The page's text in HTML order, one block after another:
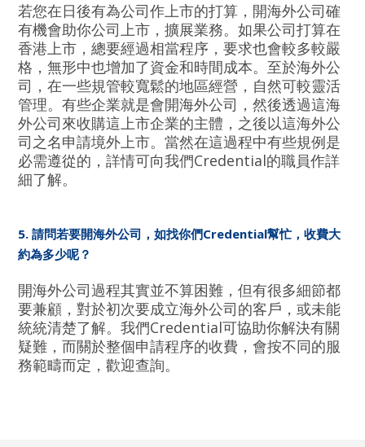
若您在日後有為公司作上市的打算，開海外公司確
有機會助你公司上市，擴展業務。如果公司打算在
香港上市，總要經過相當程序，要求也會較多較嚴
格，無形中也增加了資金和時間成本。至於海外公
司，在一些規管較寬鬆的地區經營，自然可較靈活
管理。有些企業就是會開海外公司，然後透過這海
外公司來收購這上市企業的主體，之後以這海外公
司之名申請境外上市。當然在這過程中有些規例是
必需遵從的，詳情可向我們Credential的職員作詳
細了解。
5. 請問若要開海外公司，如找你們Credential幫忙，收費大
約為多少呢？
開海外公司過程其實並不算困難，但有很多細節都
要兼顧，對於初次要成立海外公司的客戶，或未能
統統清楚了解。我們Credential可協助你解決有關
疑難，而關於整個申請程序的收費，會按不同的服
務範疇而定，歡迎查詢。